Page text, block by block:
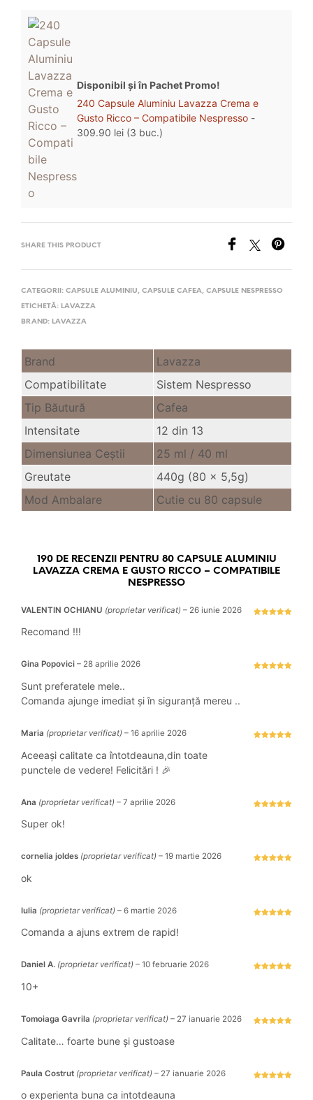
4.94stele
din 5
Disponibil și în Pachet Promo!
240 Capsule Aluminiu Lavazza Crema e
Gusto Ricco – Compatibile Nespresso -
309.90 lei (3 buc.)
SHARE THIS PRODUCT
CATEGORII: CAPSULE ALUMINIU, CAPSULE CAFEA, CAPSULE NESPRESSO
ETICHETĂ: LAVAZZA
BRAND: LAVAZZA
Brand
Lavazza
Compatibilitate
Sistem Nespresso
Tip Băutură
Cafea
Intensitate
12 din 13
Dimensiunea Ceştii
25 ml / 40 ml
Greutate
440g (80 x 5,5g)
Mod Ambalare
Cutie cu 80 capsule
190 DE RECENZII PENTRU 80 CAPSULE ALUMINIU
LAVAZZA CREMA E GUSTO RICCO – COMPATIBILE
NESPRESSO
VALENTIN OCHIANU (proprietar verificat) – 26 iunie 2026
Recomand !!!
Gina Popovici – 28 aprilie 2026
Sunt preferatele mele..
Comanda ajunge imediat și în siguranță mereu ..
Maria (proprietar verificat) – 16 aprilie 2026
Aceeași calitate ca întotdeauna,din toate
punctele de vedere! Felicitări ! 🎉
Ana (proprietar verificat) – 7 aprilie 2026
Super ok!
cornelia joldes (proprietar verificat) – 19 martie 2026
ok
Iulia (proprietar verificat) – 6 martie 2026
Comanda a ajuns extrem de rapid!
Daniel A. (proprietar verificat) – 10 februarie 2026
10+
Tomoiaga Gavrila (proprietar verificat) – 27 ianuarie 2026
Calitate… foarte bune și gustoase
Paula Costrut (proprietar verificat) – 27 ianuarie 2026
o experienta buna ca intotdeauna